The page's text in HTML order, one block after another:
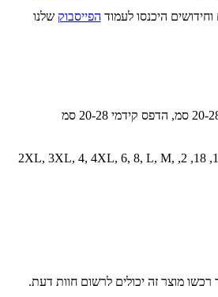
וחידושים היכנסו לעמוד הפייסבוק שלנו
10, 12, 14, 16, 18, 2, 2XL, 3XL, 4, 4XL, 6, 8, L, M,
מוצר זה יכולים לרשום חוות דעת.